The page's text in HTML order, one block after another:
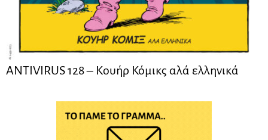
ANTIVIRUS 128 – Kουήρ Κόμικς αλά ελληνικά